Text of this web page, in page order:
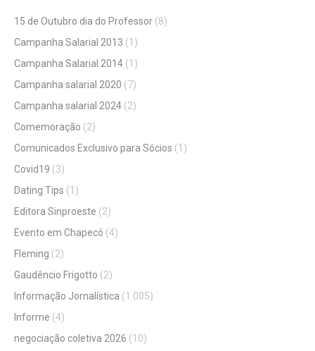
15 de Outubro dia do Professor (8)
Campanha Salarial 2013 (1)
Campanha Salarial 2014 (1)
Campanha salarial 2020 (7)
Campanha salarial 2024 (2)
Comemoração (2)
Comunicados Exclusivo para Sócios (1)
Covid19 (3)
Dating Tips (1)
Editora Sinproeste (2)
Evento em Chapecó (4)
Fleming (2)
Gaudêncio Frigotto (2)
Informação Jornalística (1.005)
Informe (4)
negociação coletiva 2026 (10)